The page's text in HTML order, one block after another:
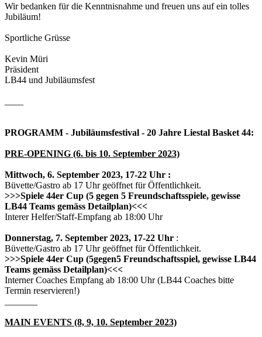
Wir bedanken für die Kenntnisnahme und freuen uns auf ein tolles
Jubiläum!
Sportliche Grüsse
Kevin Müri
Präsident
LB44 und Jubiläumsfest
PROGRAMM - Jubiläumsfestival - 20 Jahre Liestal Basket 44:
PRE-OPENING (6. bis 10. September 2023)
Mittwoch, 6. September 2023, 17-22 Uhr :
Büvette/Gastro ab 17 Uhr geöffnet für Öffentlichkeit.
>>>Spiele 44er Cup (5 gegen 5 Freundschaftsspiele, gewisse
LB44 Teams gemäss Detailplan)<<<
Interer Helfer/Staff-Empfang ab 18:00 Uhr
Donnerstag, 7. September 2023, 17-22 Uhr :
Büvette/Gastro ab 17 Uhr geöffnet für Öffentlichkeit.
>>>Spiele 44er Cup (5gegen5 Freundschaftsspiel, gewisse LB44
Teams gemäss Detailplan)<<<
Interner Coaches Empfang ab 18:00 Uhr (LB44 Coaches bitte
Termin reservieren!)
MAIN EVENTS (8, 9, 10. September 2023)